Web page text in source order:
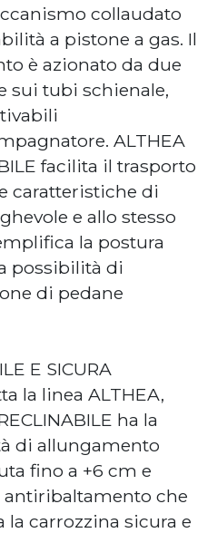
collaudato
a pistone a gas. Il
è azionato da due
sui tubi schienale,
ALTHEA
facilita il trasporto
caratteristiche di
e allo stesso
la postura
possibilità di
di pedane
E SICURA
la linea ALTHEA,
ha la
di allungamento
fino a +6 cm e
antiribaltamento che
la carrozzina sicura e